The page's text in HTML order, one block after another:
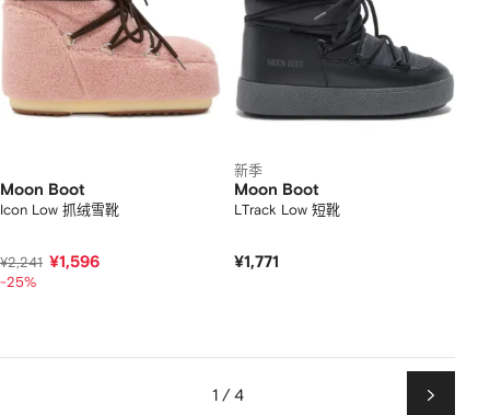
Moon Boot
Icon Low 抓绒雪靴
¥2,241 ¥1,596
-25%
新季
Moon Boot
LTrack Low 短靴
¥1,771
1 / 4
下